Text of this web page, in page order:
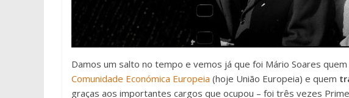
Damos um salto no tempo e vemos já que foi Mário Soares quem
Comunidade Económica Europeia (hoje União Europeia) e quem
graças aos importantes cargos que ocupou – foi três vezes